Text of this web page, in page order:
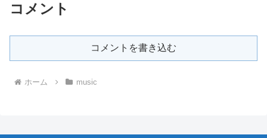
コメント
コメントを書き込む
ホーム music